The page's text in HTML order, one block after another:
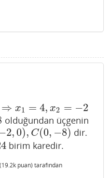
⇒ x1 = 4, x2 = −2
−2
olduğundan üçgenin
2,0), C(0, −8)
,C(0 −8) dir.
birim karedir.
(19.2k puan) tarafından